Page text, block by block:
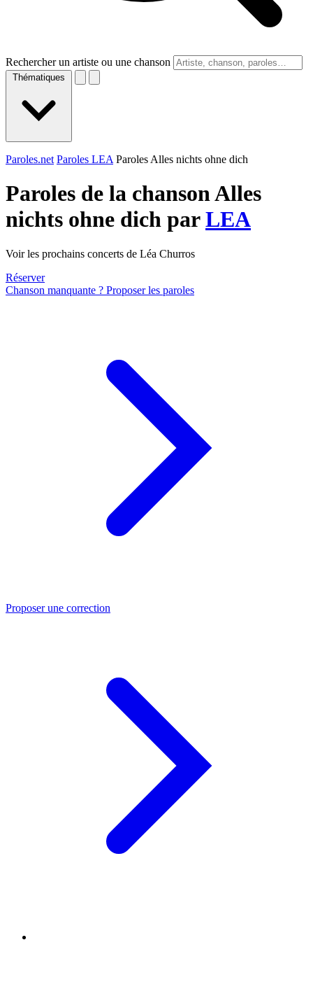
Rechercher un artiste ou une chanson
Thématiques
Paroles.net Paroles LEA Paroles Alles nichts ohne dich
Paroles de la chanson Alles
nichts ohne dich parLEA
Voir les prochains concerts de Léa Churros
Réserver
Chanson manquante ? Proposer les paroles
Proposer une correction